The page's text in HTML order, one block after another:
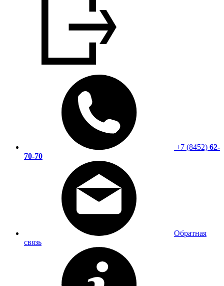
+7 (8452) 62-
70-70
Обратная
связь